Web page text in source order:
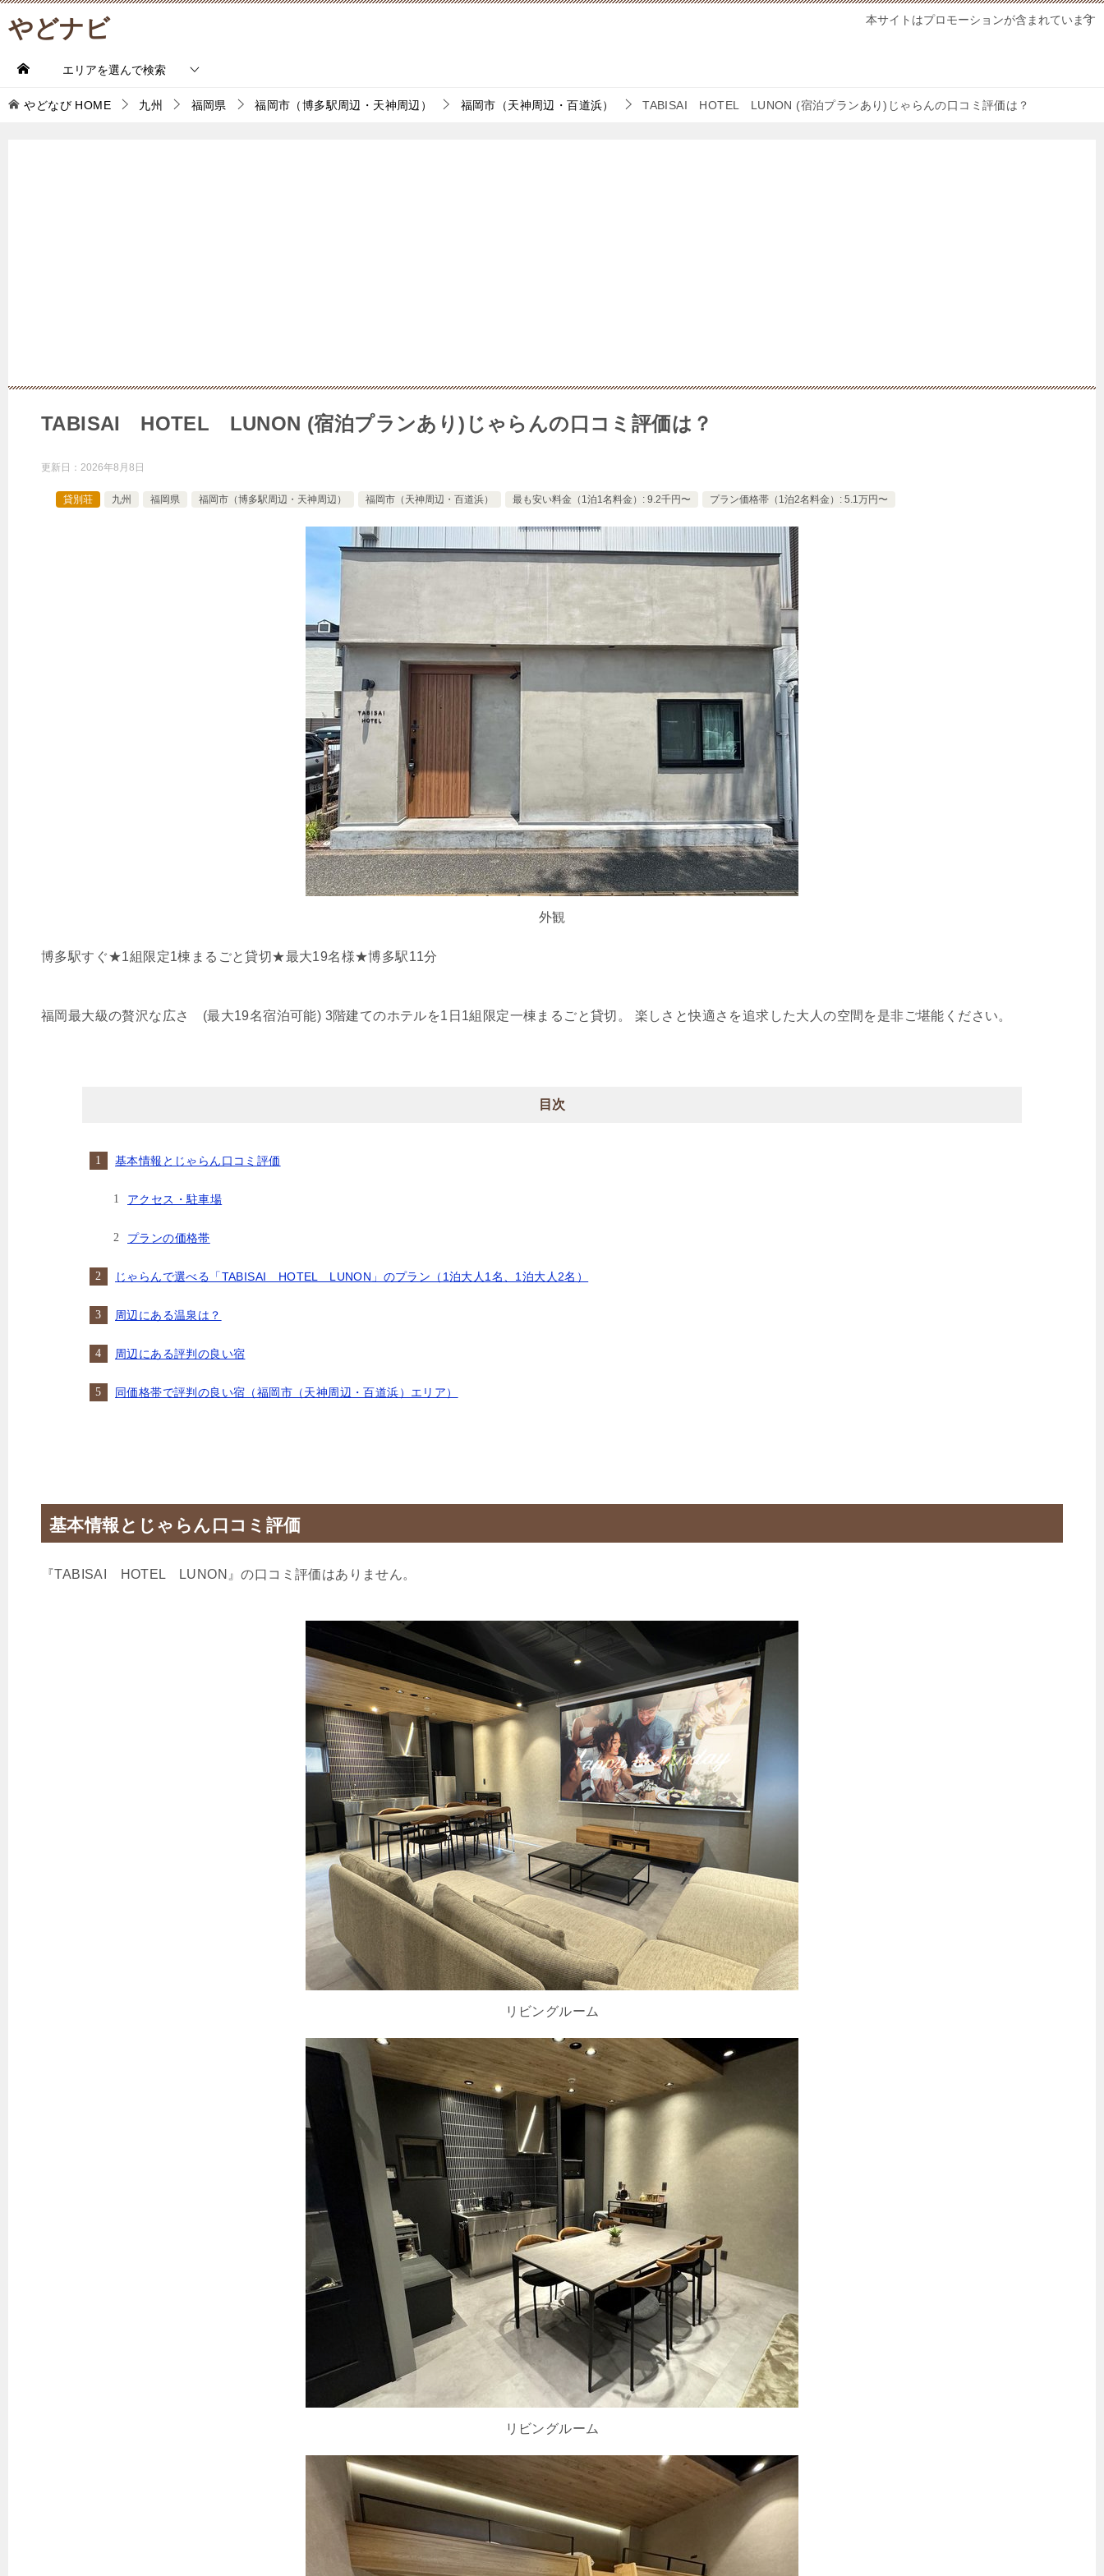
やどナビ 本サイトはプロモーションが含まれています
エリアを選んで検索
やどなび HOME 九州 福岡県 福岡市（博多駅周辺・天神周辺） 福岡市（天神周辺・百道浜） TABISAI HOTEL LUNON (宿泊プランあり)じゃらんの口コミ評価は？
TABISAI HOTEL LUNON (宿泊プランあり)じゃらんの口コミ評価は？
更新日： 2026年8月8日
貸別荘 九州 福岡県 福岡市（博多駅周辺・天神周辺） 福岡市（天神周辺・百道浜） 最も安い料金（1泊1名料金）: 9.2千円〜 プラン価格帯（1泊2名料金）: 5.1万円〜
外観
博多駅すぐ★1組限定1棟まるごと貸切★最大19名様★博多駅11分
福岡最大級の贅沢な広さ (最大19名宿泊可能) 3階建てのホテルを1日1組限定一棟まるごと貸切。 楽しさと快適さを追求した大人の空間を是非ご堪能ください。
目次
基本情報とじゃらん口コミ評価
アクセス・駐車場
プランの価格帯
じゃらんで選べる「TABISAI HOTEL LUNON」のプラン（1泊大人1名、1泊大人2名）
周辺にある温泉は？
周辺にある評判の良い宿
同価格帯で評判の良い宿（福岡市（天神周辺・百道浜）エリア）
基本情報とじゃらん口コミ評価
『TABISAI HOTEL LUNON』の口コミ評価はありません。
リビングルーム
リビングルーム